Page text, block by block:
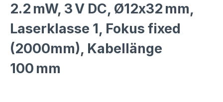
2.2 mW, 3 V DC, Ø12x32 mm,
Laserklasse 1, Fokus fixed
(2000mm), Kabellänge
100 mm